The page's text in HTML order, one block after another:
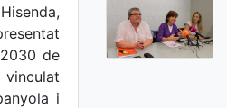
de
vinculat
i